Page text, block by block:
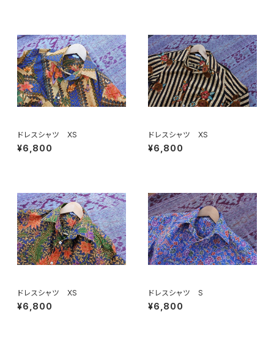
ドレスシャツ XS
¥6,800
ドレスシャツ XS
¥6,800
ドレスシャツ XS
¥6,800
ドレスシャツ S
¥6,800